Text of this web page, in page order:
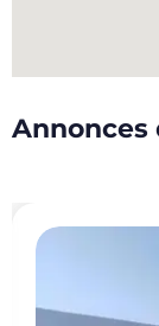
Annonces